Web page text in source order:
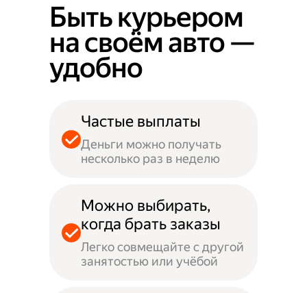
Быть курьером
на своём авто —
удобно
Частые выплаты
Деньги можно получать
несколько раз в неделю
Можно выбирать,
когда брать заказы
Легко совмещайте с другой
занятостью или учёбой